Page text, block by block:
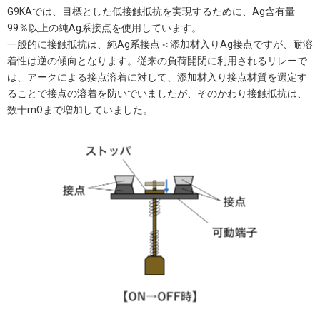
G9KAでは、目標とした低接触抵抗を実現するために、Ag含有量
99％以上の純Ag系接点を使用しています。
一般的に接触抵抗は、純Ag系接点＜添加材入りAg接点ですが、耐溶
着性は逆の傾向となります。従来の負荷開閉に利用されるリレーで
は、アークによる接点溶着に対して、添加材入り接点材質を選定す
ることで接点の溶着を防いでいましたが、そのかわり接触抵抗は、
数十mΩまで増加していました。